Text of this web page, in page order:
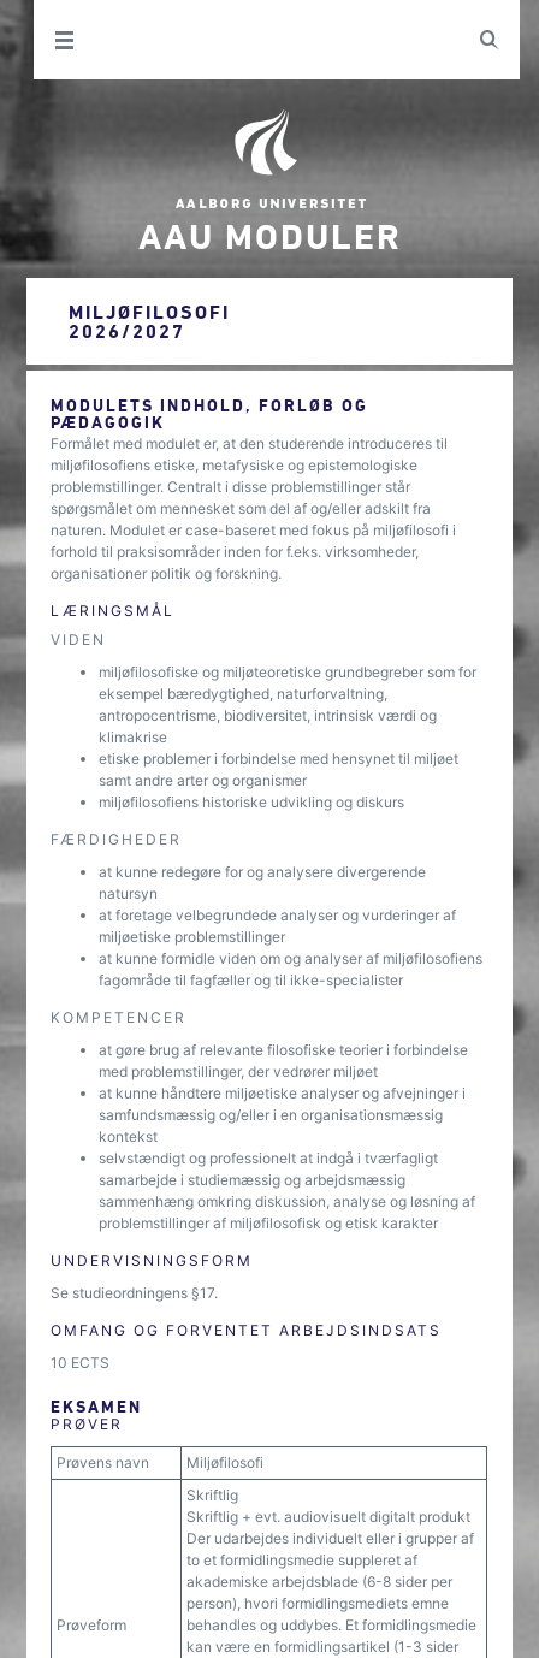
AAU MODULER
MILJØFILOSOFI
2026/2027
MODULETS INDHOLD, FORLØB OG
PÆDAGOGIK
Formålet med modulet er, at den studerende introduceres til
miljøfilosofiens etiske, metafysiske og epistemologiske
problemstillinger. Centralt i disse problemstillinger står
spørgsmålet om mennesket som del af og/eller adskilt fra
naturen. Modulet er case-baseret med fokus på miljøfilosofi i
forhold til praksisområder inden for f.eks. virksomheder,
organisationer politik og forskning.
LÆRINGSMÅL
VIDEN
miljøfilosofiske og miljøteoretiske grundbegreber som for
eksempel bæredygtighed, naturforvaltning,
antropocentrisme, biodiversitet, intrinsisk værdi og
klimakrise
etiske problemer i forbindelse med hensynet til miljøet
samt andre arter og organismer
miljøfilosofiens historiske udvikling og diskurs
FÆRDIGHEDER
at kunne redegøre for og analysere divergerende
natursyn
at foretage velbegrundede analyser og vurderinger af
miljøetiske problemstillinger
at kunne formidle viden om og analyser af miljøfilosofiens
fagområde til fagfæller og til ikke-specialister
KOMPETENCER
at gøre brug af relevante filosofiske teorier i forbindelse
med problemstillinger, der vedrører miljøet
at kunne håndtere miljøetiske analyser og afvejninger i
samfundsmæssig og/eller i en organisationsmæssig
kontekst
selvstændigt og professionelt at indgå i tværfagligt
samarbejde i studiemæssig og arbejdsmæssig
sammenhæng omkring diskussion, analyse og løsning af
problemstillinger af miljøfilosofisk og etisk karakter
UNDERVISNINGSFORM
Se studieordningens §17.
OMFANG OG FORVENTET ARBEJDSINDSATS
10 ECTS
EKSAMEN
PRØVER
Prøvens navn Miljøfilosofi
Prøveform
Skriftlig
Skriftlig + evt. audiovisuelt digitalt produkt
Der udarbejdes individuelt eller i grupper af
to et formidlingsmedie suppleret af
akademiske arbejdsblade (6-8 sider per
person), hvori formidlingsmediets emne
behandles og uddybes. Et formidlingsmedie
kan være en formidlingsartikel (1-3 sider